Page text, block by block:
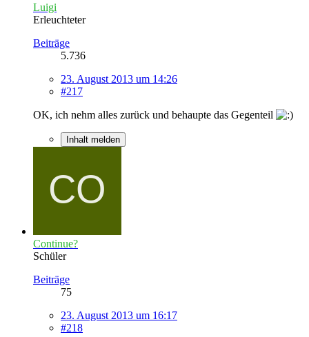
Luigi
Erleuchteter
Beiträge
5.736
23. August 2013 um 14:26
#217
OK, ich nehm alles zurück und behaupte das Gegenteil
Inhalt melden
Continue?
Schüler
Beiträge
75
23. August 2013 um 16:17
#218